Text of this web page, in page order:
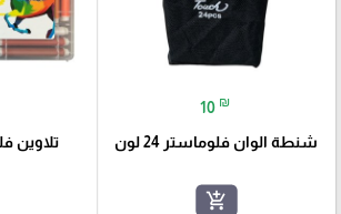
10 ₪
شنطة الوان فلوماستر 24 لون
add_shopping_cart
تلاوين